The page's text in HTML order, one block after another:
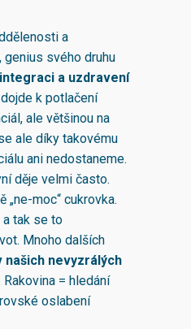
a
svého druhu
a uzdravení
k potlačení
ale většinou na
ale díky takovému
ani nedostaneme.
děje velmi často.
moc“ cukrovka.
a tak se to
Mnoho dalších
našich nevyzrálých
Rakovina = hledání
oslabení